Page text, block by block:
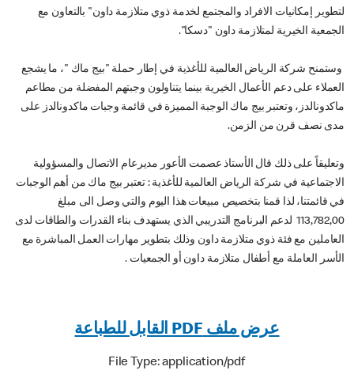
لتطوير إمكانيات الافراد والمجتمع لخدمة ذوي متلازمة داون" بالتعاون مع
الجمعية الخيرية لمتلازمة داون "دسكا".
وستمنح شركة الرياض العالمية للأغذية في إطار حملة "بيج ماك "، ما يشجع
العملاء على دعم الأعمال الخيرية بينما يتناولون وجبتهم المفضلة من مطاعم
ماكدونالدز، وتعتبر بيج ماك الوجبة المميزة في قائمة وجبات ماكدونالدز على
مدى نصف قرن من الزمن.
وتعليقاً على ذلك قال الأستاذ عصمت الأعور مديرعام الاتصال والمسؤولية
الاجتماعية في شركة الرياض العالمية للأغذية : تعتبر بيج ماك من أهم الوجبات
في قائمتنا، لذا قمنا بتخصيص مبيعات هذا اليوم والتي وصل الى مبلغ
113,782,00 لدعم البرنامج التدريبي الذي يستهدف بناء القدرات والطاقات لدى
العاملين مع فئة ذوي متلازمة داون وذلك بتطوير مهارات العمل المباشرة مع
الأسر العاملة مع أطفال متلازمة داون أو الجمعيات .
عرض ملف PDF القابل للطباعة
File Type: application/pdf